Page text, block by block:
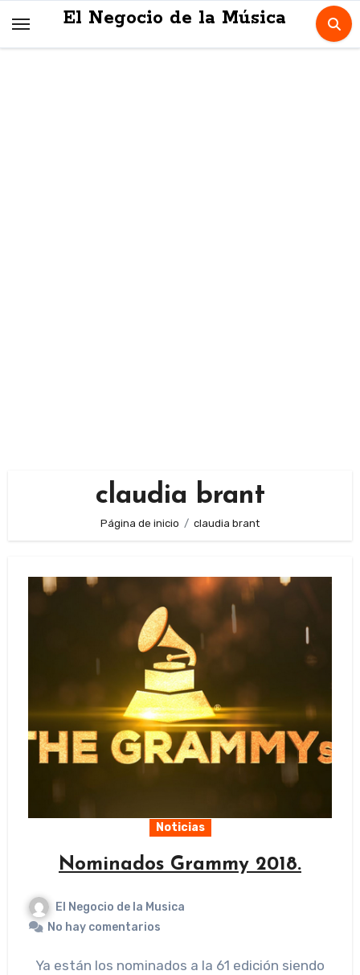
El Negocio de la Música
claudia brant
Página de inicio claudia brant
Noticias
Nominados Grammy 2018.
El Negocio de la Musica
No hay comentarios
Ya están los nominados a la 61 edición siendo